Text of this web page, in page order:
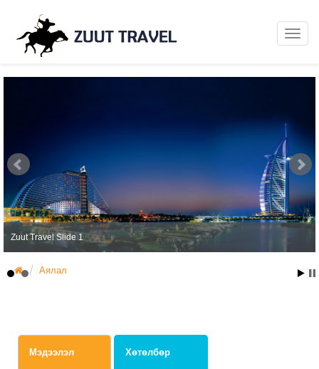
Zuut Travel Slide 1
Аялал
Мэдээлэл Хөтөлбөр